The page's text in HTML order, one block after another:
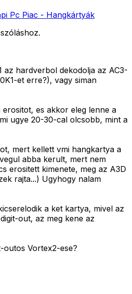
Pc Piac - Hangkártyák
az hardverbol dekodolja az AC3-
et erre?), vagy siman
es akkor eleg lenne a
ugye 20-30-cal olcsobb, mint a
mert kellett vmi hangkartya a
abba kerult, mert nem
erositett kimenete, meg az A3D
rajta...) Ugyhogy nalam
a ket kartya, mivel az
out, az meg kene az
outos Vortex2-ese?